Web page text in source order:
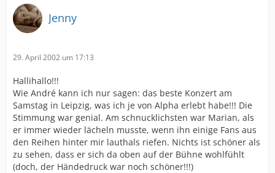
Jenny
29. April 2002 um 17:13
Hallihallo!!!
Wie André kann ich nur sagen: das beste Konzert am
Samstag in Leipzig, was ich je von Alpha erlebt habe!!! Die
Stimmung war genial. Am schnucklichsten war Marian, als
er immer wieder lächeln musste, wenn ihn einige Fans aus
den Reihen hinter mir lauthals riefen. Nichts ist schöner als
zu sehen, dass er sich da oben auf der Bühne wohlfühlt
(doch, der Händedruck war noch schöner!!!)